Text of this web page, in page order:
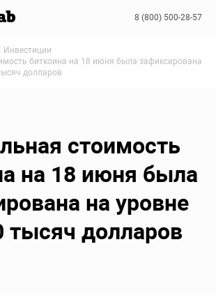
8 (800) 500-28-57
Инвестиции
биткоина на 18 июня была зафиксирована
долларов
стоимость
на 18 июня была
на уровне
тысяч долларов